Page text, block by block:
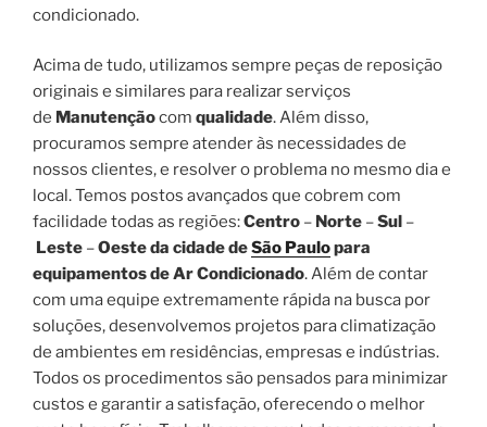
condicionado.
Acima de tudo, utilizamos sempre peças de reposição
originais e similares para realizar serviços
de Manutençãocom qualidade. Além disso,
procuramos sempre atender às necessidades de
nossos clientes, e resolver o problema no mesmo dia e
local. Temos postos avançados que cobrem com
facilidade todas as regiões:Centro – Norte –Sul –
Leste –Oeste da cidade deSão Paulopara
equipamentos de Ar Condicionado. Além de contar
com uma equipe extremamente rápida na busca por
soluções, desenvolvemos projetos para climatização
de ambientes em residências, empresas e indústrias.
Todos os procedimentos são pensados para minimizar
custos e garantir a satisfação, oferecendo o melhor